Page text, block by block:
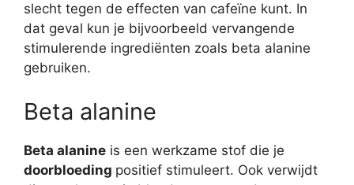
slecht tegen de effecten van cafeïne kunt. In
dat geval kun je bijvoorbeeld vervangende
stimulerende ingrediënten zoals beta alanine
gebruiken.
Beta alanine
Beta alanine is een werkzame stof die je
doorbloeding positief stimuleert. Ook verwijdt